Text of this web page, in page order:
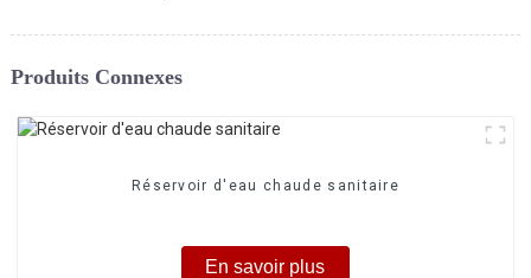
Produits Connexes
Réservoir d'eau chaude sanitaire
En savoir plus